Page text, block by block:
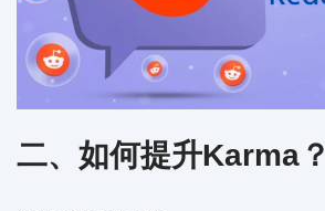
二、如何提升Karma？